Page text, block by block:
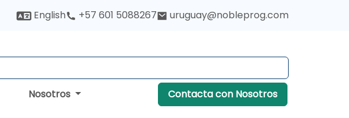
English +57 601 5088267 uruguay@nobleprog.com
Nosotros Contacta con Nosotros